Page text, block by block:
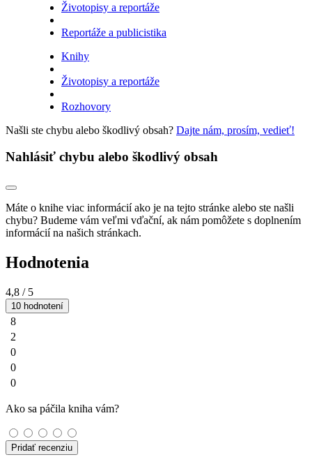
Životopisy a reportáže
Reportáže a publicistika
Knihy
Životopisy a reportáže
Rozhovory
Našli ste chybu alebo škodlivý obsah? Dajte nám, prosím, vedieť!
Nahlásiť chybu alebo škodlivý obsah
Máte o knihe viac informácií ako je na tejto stránke alebo ste našli
chybu? Budeme vám veľmi vďační, ak nám pomôžete s doplnením
informácií na našich stránkach.
Hodnotenia
4,8 / 5
10 hodnotení
8
2
0
0
0
Ako sa páčila kniha vám?
Pridať recenziu